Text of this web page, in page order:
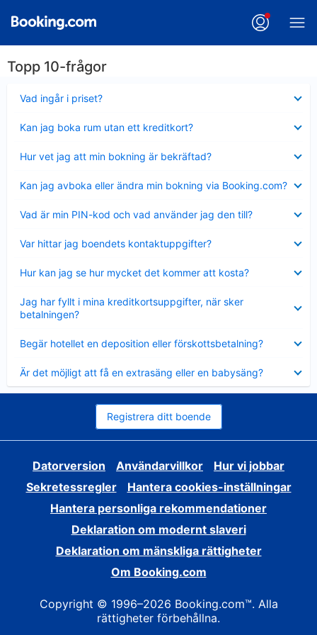
Topp 10-frågor
Vad ingår i priset?
mindre
Kan jag boka rum utan ett kreditkort?
mindre
Hur vet jag att min bokning är bekräftad?
mindre
Kan jag avboka eller ändra min bokning via Booking.com?
mindre
Vad är min PIN-kod och vad använder jag den till?
mindre
Var hittar jag boendets kontaktuppgifter?
mindre
Hur kan jag se hur mycket det kommer att kosta?
mindre
Jag har fyllt i mina kreditkortsuppgifter, när sker
betalningen?
mindre
Begär hotellet en deposition eller förskottsbetalning?
mindre
Är det möjligt att få en extrasäng eller en babysäng?
mindre
Registrera ditt boende
Datorversion Användarvillkor
Hur vi jobbar
Sekretessregler
Hantera cookies-inställningar
Hantera personliga rekommendationer
Deklaration om modernt slaveri
Deklaration om mänskliga rättigheter
Om Booking.com
Copyright © 1996–2026 Booking.com™. Alla
rättigheter förbehållna.